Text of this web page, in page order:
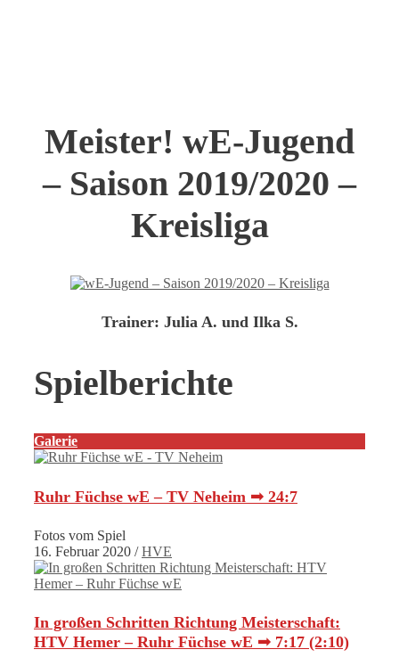
Meister! wE-Jugend
– Saison 2019/2020 –
Kreisliga
Trainer: Julia A. und Ilka S.
Spielberichte
Galerie
Ruhr Füchse wE – TV Neheim ➟ 24:7
Fotos vom Spiel
16. Februar 2020 /HVE
In großen Schritten Richtung Meisterschaft:
HTV Hemer – Ruhr Füchse wE ➟ 7:17 (2:10)